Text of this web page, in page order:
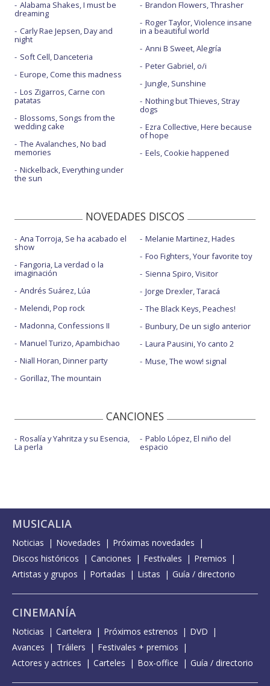
Alabama Shakes, I must be
dreaming
Carly Rae Jepsen, Day and
night
Soft Cell, Danceteria
Europe, Come this madness
Los Zigarros, Carne con
patatas
Blossoms, Songs from the
wedding cake
The Avalanches, No bad
memories
Nickelback, Everything under
the sun
Brandon Flowers, Thrasher
Roger Taylor, Violence insane
in a beautiful world
Anni B Sweet, Alegría
Peter Gabriel, o/i
Jungle, Sunshine
Nothing but Thieves, Stray
dogs
Ezra Collective, Here because
of hope
Eels, Cookie happened
NOVEDADES DISCOS
Ana Torroja, Se ha acabado el
show
Fangoria, La verdad o la
imaginación
Andrés Suárez, Lúa
Melendi, Pop rock
Madonna, Confessions II
Manuel Turizo, Apambichao
Niall Horan, Dinner party
Gorillaz, The mountain
Melanie Martinez, Hades
Foo Fighters, Your favorite toy
Sienna Spiro, Visitor
Jorge Drexler, Taracá
The Black Keys, Peaches!
Bunbury, De un siglo anterior
Laura Pausini, Yo canto 2
Muse, The wow! signal
CANCIONES
Rosalía y Yahritza y su Esencia,
La perla
Pablo López, El niño del
espacio
MUSICALIA
Noticias Novedades
Próximas novedades
Discos históricos
Canciones Festivales
Premios
Artistas y grupos
Portadas Listas Guía / directorio
CINEMANÍA
Noticias Cartelera Próximos estrenos
DVD
Avances
Tráilers
Festivales + premios
Actores y actrices
Carteles Box-office Guía / directorio